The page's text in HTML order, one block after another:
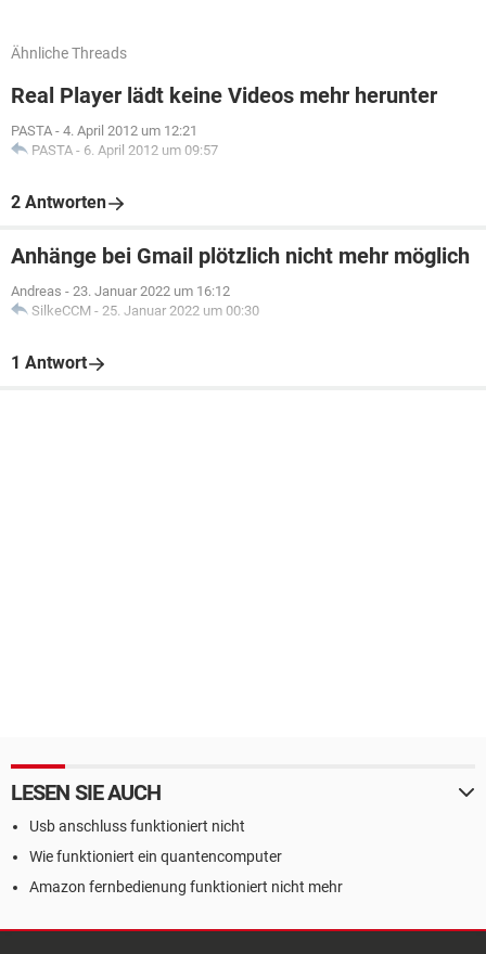
Ähnliche Threads
Real Player lädt keine Videos mehr herunter
PASTA - 4. April 2012 um 12:21
PASTA - 6. April 2012 um 09:57
2 Antworten
Anhänge bei Gmail plötzlich nicht mehr möglich
Andreas - 23. Januar 2022 um 16:12
SilkeCCM - 25. Januar 2022 um 00:30
1 Antwort
LESEN SIE AUCH
Usb anschluss funktioniert nicht
Wie funktioniert ein quantencomputer
Amazon fernbedienung funktioniert nicht mehr